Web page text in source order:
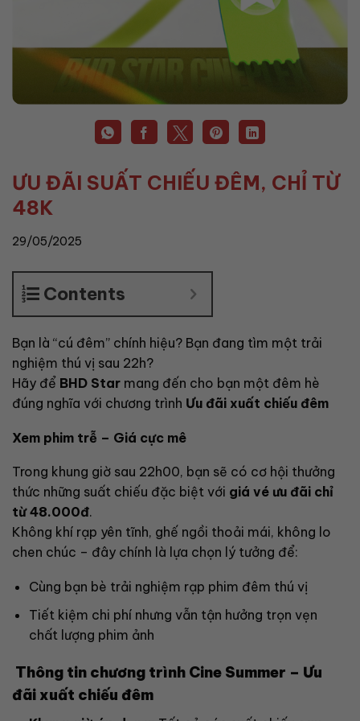
ƯU ĐÃI SUẤT CHIẾU ĐÊM, CHỈ TỪ
48K
29/05/2025
Contents
Bạn là “cú đêm” chính hiệu? Bạn đang tìm một trải
nghiệm thú vị sau 22h?
Hãy để BHD Star mang đến cho bạn một đêm hè
đúng nghĩa với chương trình Ưu đãi xuất chiếu đêm
Xem phim trễ – Giá cực mê
Trong khung giờ sau 22h00, bạn sẽ có cơ hội thưởng
thức những suất chiếu đặc biệt với giá vé ưu đãi chỉ
từ 48.000đ.
Không khí rạp yên tĩnh, ghế ngồi thoải mái, không lo
chen chúc – đây chính là lựa chọn lý tưởng để:
Cùng bạn bè trải nghiệm rạp phim đêm thú vị
Tiết kiệm chi phí nhưng vẫn tận hưởng trọn vẹn
chất lượng phim ảnh
Thông tin chương trình Cine Summer – Ưu
đãi xuất chiếu đêm